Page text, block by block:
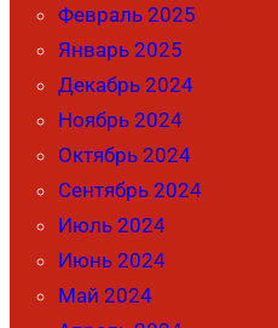
Февраль 2025
Январь 2025
Декабрь 2024
Ноябрь 2024
Октябрь 2024
Сентябрь 2024
Июль 2024
Июнь 2024
Май 2024